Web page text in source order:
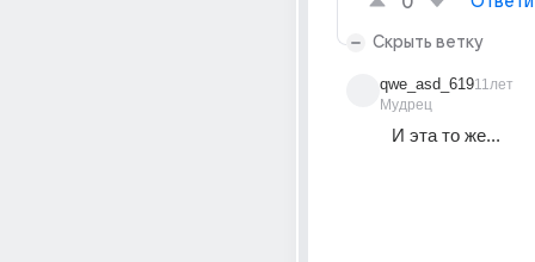
Скрыть ветку
qwe_asd_619
Мудрец
11лет
И эта то же...